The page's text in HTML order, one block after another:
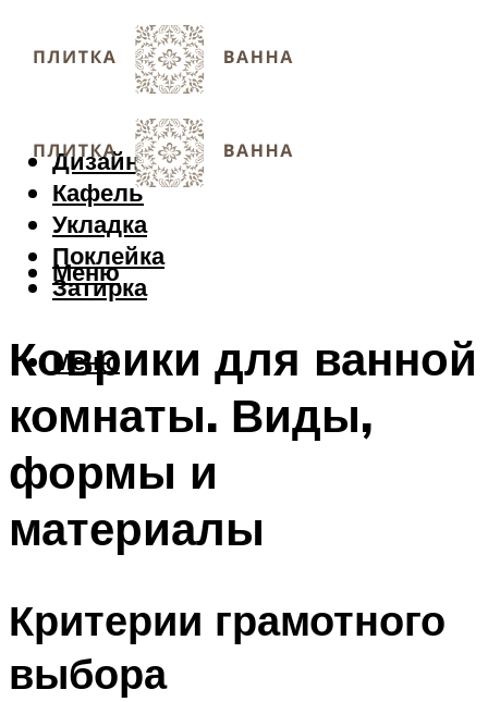
Дизайн
Кафель
Укладка
Поклейка
Затирка
Меню
Меню
Коврики для ванной
комнаты. Виды,
формы и
материалы
Критерии грамотного
выбора